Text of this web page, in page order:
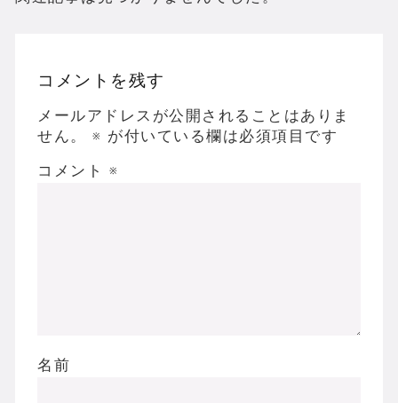
Powered by livedoor 相互RSS
コメントを残す
メールアドレスが公開されることはありま
せん。
※ が付いている欄は必須項目です
コメント ※
名前